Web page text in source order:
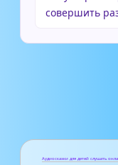
совершить
Аудиосказки для детей слушать